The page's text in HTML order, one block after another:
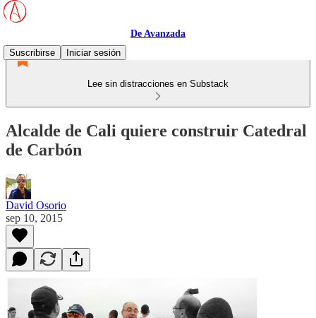
De Avanzada
Suscribirse
Iniciar sesión
Lee sin distracciones en Substack
Alcalde de Cali quiere construir Catedral
de Carbón
David Osorio
sep 10, 2015